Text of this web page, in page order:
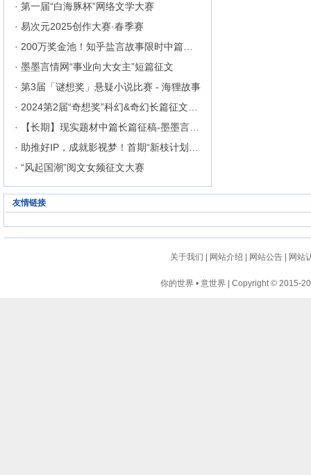
· 第一届“白海豚杯”网络文学大赛
· 易次元2025创作大赛·春季赛
· 墨墨言情网“事业向大女主”短篇征文
· 第3届「谜想奖」悬疑小说比赛 - 海狸故事
· “风起国潮”阅文女频征文大赛
友情链接
关于我们 网站介绍 网站公告 网站
你的世界 • 意世界 | Copyright © 2015-